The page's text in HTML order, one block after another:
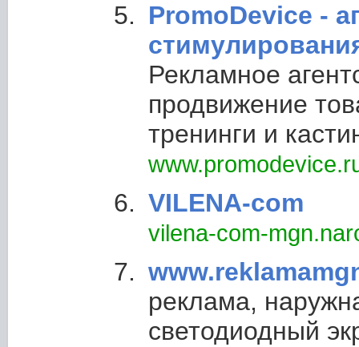
PromoDevice -
Рекламное
продвижение
тренинги и
VILENA-com
vilena-com-
реклама,
светодиодный